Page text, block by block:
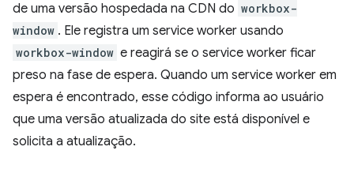
de uma versão hospedada na CDN do workbox-
window . Ele registra um service worker usando
workbox-window e reagirá se o service worker ficar
preso na fase de espera. Quando um service worker em
espera é encontrado, esse código informa ao usuário
que uma versão atualizada do site está disponível e
solicita a atualização.